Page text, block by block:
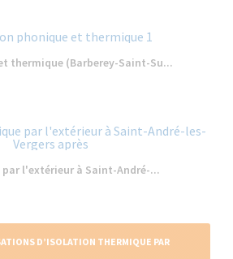
thermique (Barberey-Saint-Su...
l'extérieur à Saint-André-...
D’ISOLATION THERMIQUE PAR